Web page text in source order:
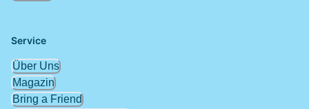
Service
Über Uns
Magazin
Bring a Friend